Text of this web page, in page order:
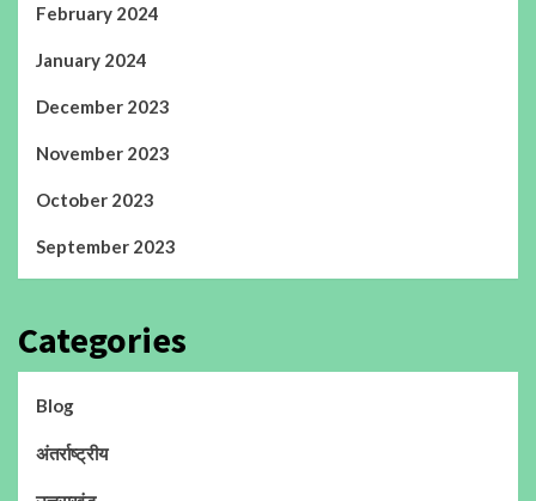
February 2024
January 2024
December 2023
November 2023
October 2023
September 2023
Categories
Blog
अंतर्राष्ट्रीय